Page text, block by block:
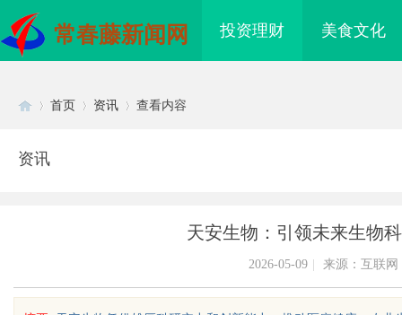
常春藤新闻网 投资理财 美食文化
首页 资讯 查看内容
资讯
天安生物：引领未来生物
2026-05-09 来源：互联网